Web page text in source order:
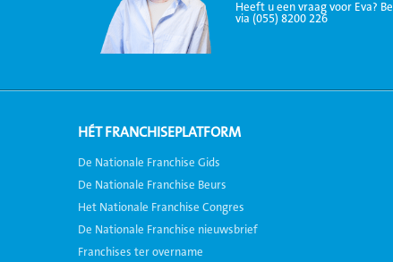
Heeft u een vraag voor Eva? Bel
via (055) 8200 226
HÉT FRANCHISEPLATFORM
De Nationale Franchise Gids
De Nationale Franchise Beurs
Het Nationale Franchise Congres
De Nationale Franchise nieuwsbrief
Franchises ter overname